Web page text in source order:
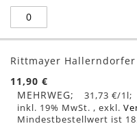
Rittmayer
11,90 €
MEHRWEG
31,73 €/1l
inkl. 19% MwSt. , exkl.
Mindestbestellwert ist